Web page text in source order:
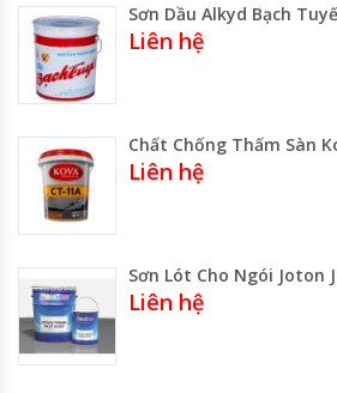
Liên hệ
Chất Chống Thấm Sàn
Liên hệ
Sơn Lót Cho Ngói Joton
Liên hệ